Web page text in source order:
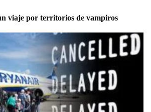
viaje por territorios de vampiros